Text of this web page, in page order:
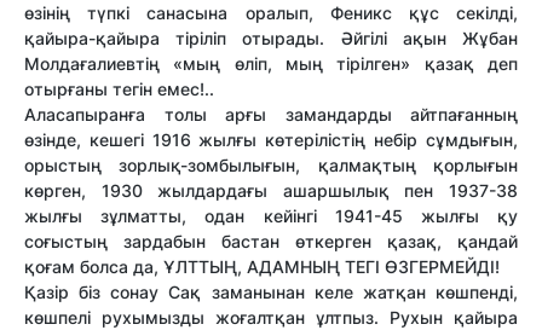
өзінің түпкі санасына оралып, Феникс құс секілді,
қайыра-қайыра тіріліп отырады. Әйгілі ақын Жұбан
Молдағалиевтің «мың өліп, мың тірілген» қазақ деп
отырғаны тегін емес!..
Аласапыранға толы арғы замандарды айтпағанның
өзінде, кешегі 1916 жылғы көтерілістің небір сұмдығын,
орыстың зорлық-зомбылығын, қалмақтың қорлығын
көрген, 1930 жылдардағы ашаршылық пен 1937-38
жылғы зұлматты, одан кейінгі 1941-45 жылғы қу
соғыстың зардабын бастан өткерген қазақ, қандай
қоғам болса да, ҰЛТТЫҢ, АДАМНЫҢ ТЕГІ ӨЗГЕРМЕЙДІ!
Қазір біз сонау Сақ заманынан келе жатқан көшпенді,
көшпелі рухымызды жоғалтқан ұлтпыз. Рухын қайыра